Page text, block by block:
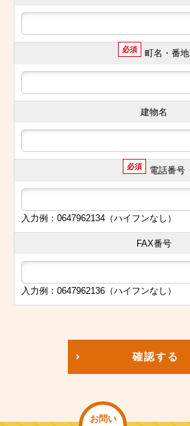
必須 町名・番地
建物名
必須 電話番号
入力例：0647962134（ハイフンなし）
FAX番号
入力例：0647962136（ハイフンなし）
確認する
お問い